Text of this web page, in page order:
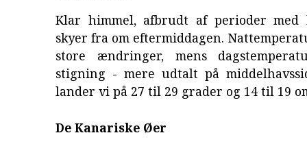
Klar himmel, afbrudt af perioder med
skyer fra om eftermiddagen.
store ændringer, mens
stigning - mere udtalt på
lander vi på 27 til 29 grader og 14 til 19
De Kanariske Øer